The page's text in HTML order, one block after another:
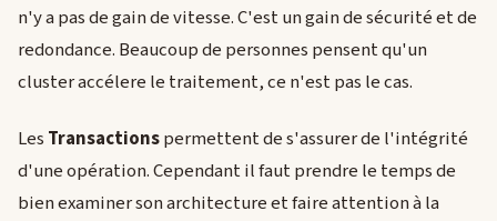
n'y a pas de gain de vitesse. C'est un gain de sécurité et de
redondance. Beaucoup de personnes pensent qu'un
cluster accélere le traitement, ce n'est pas le cas.
Les Transactionspermettent de s'assurer de l'intégrité
d'une opération. Cependant il faut prendre le temps de
bien examiner son architecture et faire attention à la